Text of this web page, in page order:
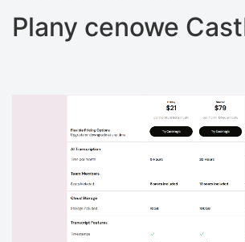
Plany cenowe